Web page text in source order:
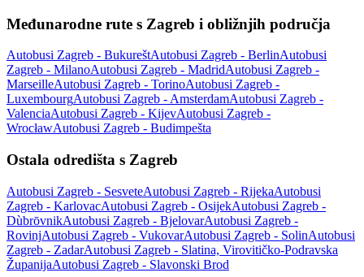
Međunarodne rute s Zagreb i obližnjih područja
Autobusi Zagreb - BukureštAutobusi Zagreb - BerlinAutobusi
Zagreb - MilanoAutobusi Zagreb - MadridAutobusi Zagreb -
MarseilleAutobusi Zagreb - TorinoAutobusi Zagreb -
LuxembourgAutobusi Zagreb - AmsterdamAutobusi Zagreb -
ValenciaAutobusi Zagreb - KijevAutobusi Zagreb -
WrocławAutobusi Zagreb - Budimpešta
Ostala odredišta s Zagreb
Autobusi Zagreb - SesveteAutobusi Zagreb - RijekaAutobusi
Zagreb - KarlovacAutobusi Zagreb - OsijekAutobusi Zagreb -
DùbrōvnikAutobusi Zagreb - BjelovarAutobusi Zagreb -
RovinjAutobusi Zagreb - VukovarAutobusi Zagreb - SolinAutobusi
Zagreb - ZadarAutobusi Zagreb - Slatina, Virovitičko-Podravska
ŽupanijaAutobusi Zagreb - Slavonski Brod